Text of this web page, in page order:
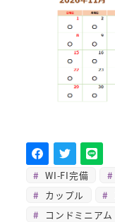
WI-FI完備
カップル
コンドミニアム